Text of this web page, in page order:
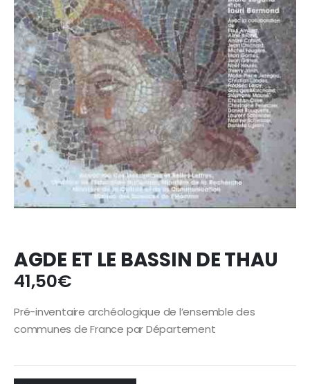
AGDE ET LE BASSIN DE THAU
41,50€
Pré-inventaire archéologique de l’ensemble des
communes de France par Département